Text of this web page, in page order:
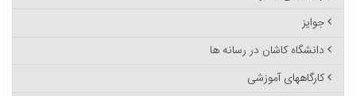
جوایز
دانشگاه کاشان در رسانه ها
کارگاههای آموزشی